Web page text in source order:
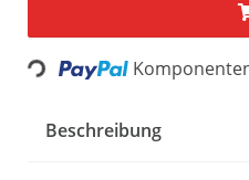
Loading...
Beschreibung